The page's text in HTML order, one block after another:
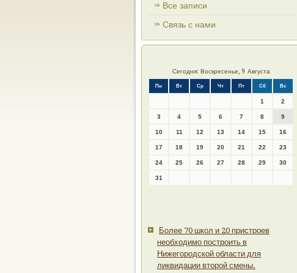
Все записи
Связь с нами
Сегодня: Воскресенье, 9 Августа
Пн Вт Ср Чт Пт Сб Вс
1 2
3 4 5 6 7 8 9
10 11 12 13 14 15 16
17 18 19 20 21 22 23
24 25 26 27 28 29 30
31
Более 70 школ и 20 пристроев
необходимо построить в
Нижегородской области для
ликвидации второй смены.